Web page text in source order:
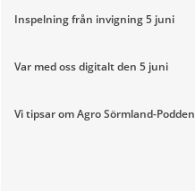
Inspelning från invigning 5 juni
Var med oss digitalt den 5 juni
Vi tipsar om Agro Sörmland-Podden